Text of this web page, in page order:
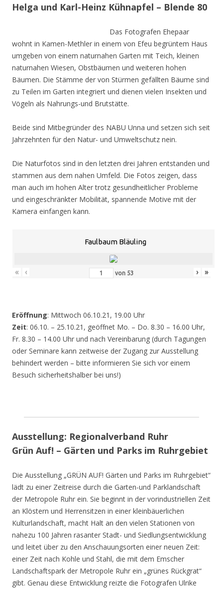
Helga und Karl-Heinz Kühnapfel – Blende 80
Das Fotografen Ehepaar
wohnt in Kamen-Methler in einem von Efeu begrüntem Haus
umgeben von einem naturnahen Garten mit Teich, kleinen
naturnahen Wiesen, Obstbäumen und weiteren hohen
Bäumen. Die Stämme der von Stürmen gefällten Bäume sind
zu Teilen im Garten integriert und dienen vielen Insekten und
Vögeln als Nahrungs-und Brutstätte.
Beide sind Mitbegründer des NABU Unna und setzen sich seit
Jahrzehnten für den Natur- und Umweltschutz nein.
Die Naturfotos sind in den letzten drei Jahren entstanden und
stammen aus dem nahen Umfeld. Die Fotos zeigen, dass
man auch im hohen Alter trotz gesundheitlicher Probleme
und eingeschränkter Mobilität, spannende Motive mit der
Kamera einfangen kann.
Faulbaum Bläuling
« ‹ von 53 › »
Eröffnung: Mittwoch 06.10.21, 19.00 Uhr
Zeit: 06.10. – 25.10.21, geöffnet Mo. – Do. 8.30 – 16.00 Uhr,
Fr. 8.30 – 14.00 Uhr und nach Vereinbarung (durch Tagungen
oder Seminare kann zeitweise der Zugang zur Ausstellung
behindert werden – bitte informieren Sie sich vor einem
Besuch sicherheitshalber bei uns!)
Ausstellung: Regionalverband Ruhr
Grün Auf! – Gärten und Parks im Ruhrgebiet
Die Ausstellung „GRÜN AUF! Gärten und Parks im Ruhrgebiet“
lädt zu einer Zeitreise durch die Garten-und Parklandschaft
der Metropole Ruhr ein. Sie beginnt in der vorindustriellen Zeit
an Klöstern und Herrensitzen in einer kleinbäuerlichen
Kulturlandschaft, macht Halt an den vielen Stationen von
nahezu 100 Jahren rasanter Stadt- und Siedlungsentwicklung
und leitet über zu den Anschauungsorten einer neuen Zeit:
einer Zeit nach Kohle und Stahl, die mit dem Emscher
Landschaftspark der Metropole Ruhr ein „grünes Rückgrat“
gibt. Genau diese Entwicklung reizte die Fotografen Ulrike